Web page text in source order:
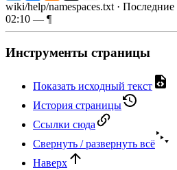
wiki/help/namespaces.txt· Последние
02:10 — ¶
Инструменты страницы
Показать исходный текст
История страницы
Ссылки сюда
Свернуть / развернуть всё
Наверх